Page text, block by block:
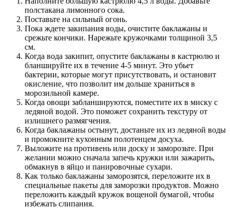
полстакана лимонного сока.
Поставьте на сильный огонь.
Пока ждете закипания воды, очистите баклажаны и
срежьте кончики. Нарежьте кружочками толщиной 3,5
см.
Когда вода закипит, опустите баклажаны в кастрюлю и
бланшируйте их в течение 4-5 минут. Это убьет
бактерии, которые могут присутствовать, и остановит
окисление, что позволит им дольше храниться в
морозильной камере.
Когда овощи забланшируются, поместите их в миску с
ледяной водой. Это поможет сохранить текстуру от
излишнего размягчения.
Когда баклажаны остынут, достаньте их из ледяной воды
и промокните кухонным полотенцем досуха.
Выложите на противень или доску и заморозьте. При
желании можно сначала запечь кружки или зажарить,
обмакнув в яйцо и панировочные сухари.
Как только баклажаны заморозятся, переложите их в
специальные пакеты для заморозки продуктов. Можно
переложить каждый кружок вощеной бумагой, чтобы
избежать слипания.